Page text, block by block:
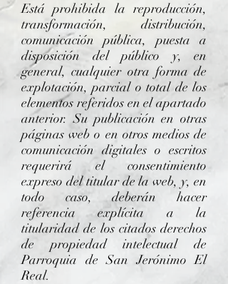
Está prohibida la reproducción,
transformación, distribución,
comunicación pública, puesta a
disposición del público y, en
general, cualquier otra forma de
explotación, parcial o total de los
elementos referidos en el apartado
anterior. Su publicación en otras
páginas web o en otros medios de
comunicación digitales o escritos
requerirá el consentimiento
expreso del titular de la web, y, en
todo caso, deberán hacer
referencia explícita a la
titularidad de los citados derechos
de propiedad intelectual de
Parroquia de San Jerónimo El
Real.